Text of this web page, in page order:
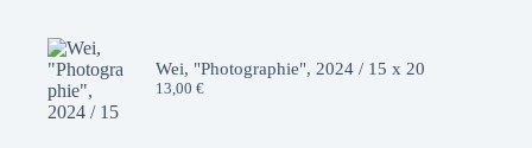
10,00 €.
7,00 €.
Wei, "Photographie", 2024 / 15 x 20
13,00 €